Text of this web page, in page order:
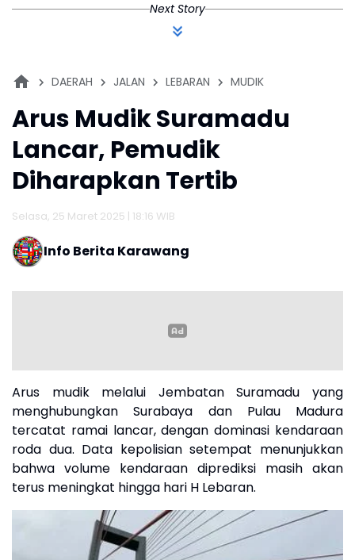
Next Story
DAERAH JALAN LEBARAN MUDIK
Arus Mudik Suramadu
Lancar, Pemudik
Diharapkan Tertib
Selasa, 25 Maret 2025 | 18:16 WIB
Info Berita Karawang
Arus mudik melalui Jembatan Suramadu yang
menghubungkan Surabaya dan Pulau Madura
tercatat ramai lancar, dengan dominasi kendaraan
roda dua. Data kepolisian setempat menunjukkan
bahwa volume kendaraan diprediksi masih akan
terus meningkat hingga hari H Lebaran.